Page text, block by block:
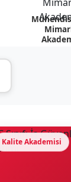
Kalite Akademisi